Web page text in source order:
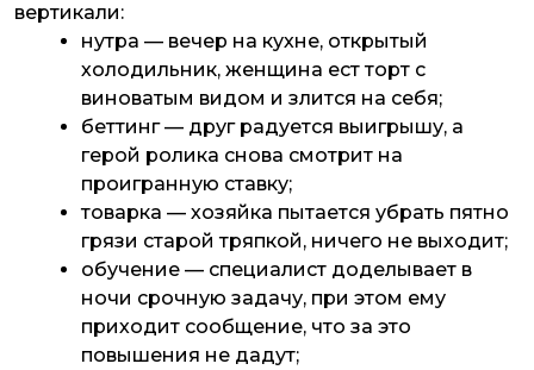
вертикали:
нутра — вечер на кухне, открытый
холодильник, женщина ест торт с
виноватым видом и злится на себя;
беттинг — друг радуется выигрышу, а
герой ролика снова смотрит на
проигранную ставку;
товарка — хозяйка пытается убрать пятно
грязи старой тряпкой, ничего не выходит;
обучение — специалист доделывает в
ночи срочную задачу, при этом ему
приходит сообщение, что за это
повышения не дадут;